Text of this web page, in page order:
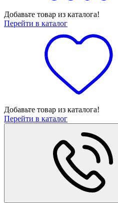
Добавьте товар из каталога!
Перейти в каталог
Добавьте товар из каталога!
Перейти в каталог